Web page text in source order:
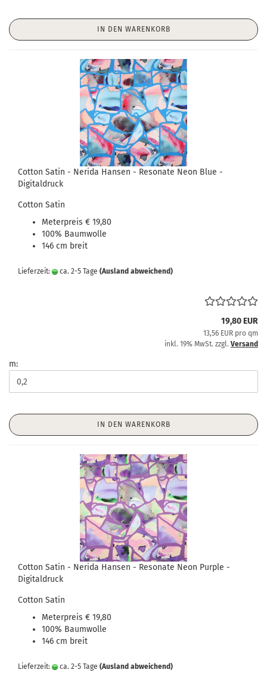
IN DEN WARENKORB
Cotton Satin - Nerida Hansen - Resonate Neon Blue -
Digitaldruck
Cotton Satin
Meterpreis € 19,80
100% Baumwolle
146 cm breit
Lieferzeit: ca. 2-5 Tage (Ausland abweichend)
19,80 EUR
13,56 EUR pro qm
inkl. 19% MwSt. zzgl. Versand
m:
IN DEN WARENKORB
Cotton Satin - Nerida Hansen - Resonate Neon Purple -
Digitaldruck
Cotton Satin
Meterpreis € 19,80
100% Baumwolle
146 cm breit
Lieferzeit: ca. 2-5 Tage (Ausland abweichend)